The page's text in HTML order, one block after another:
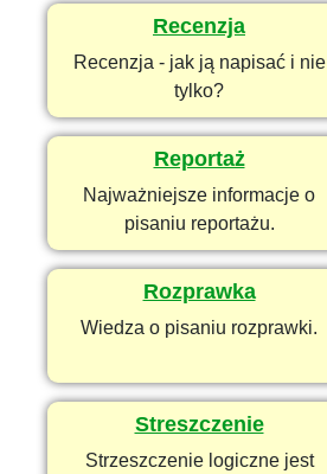
Recenzja
Recenzja - jak ją napisać i nie
tylko?
Reportaż
Najważniejsze informacje o
pisaniu reportażu.
Rozprawka
Wiedza o pisaniu rozprawki.
Streszczenie
Strzeszczenie logiczne jest